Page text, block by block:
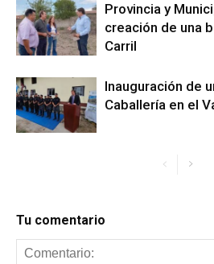
Provincia y
creación de una
Carril
Inauguración de
Caballería en el
Tu comentario